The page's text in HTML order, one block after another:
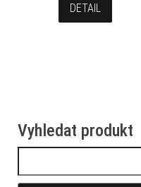
DETAIL
Vyhledat produkt